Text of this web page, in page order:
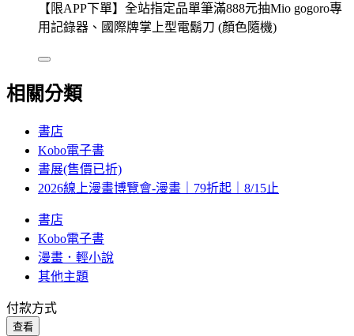
【限APP下單】全站指定品單筆滿888元抽Mio gogoro專
用記錄器、國際牌掌上型電鬍刀 (顏色隨機)
相關分類
書店
Kobo電子書
書展(售價已折)
2026線上漫畫博覽會-漫畫｜79折起｜8/15止
書店
Kobo電子書
漫畫．輕小說
其他主題
付款方式
查看